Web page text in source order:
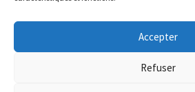
Accepter
Refuser
Les bonnes adresses
Contacts &
© 2026 Site officiel de la commune de
Conformité à la loi